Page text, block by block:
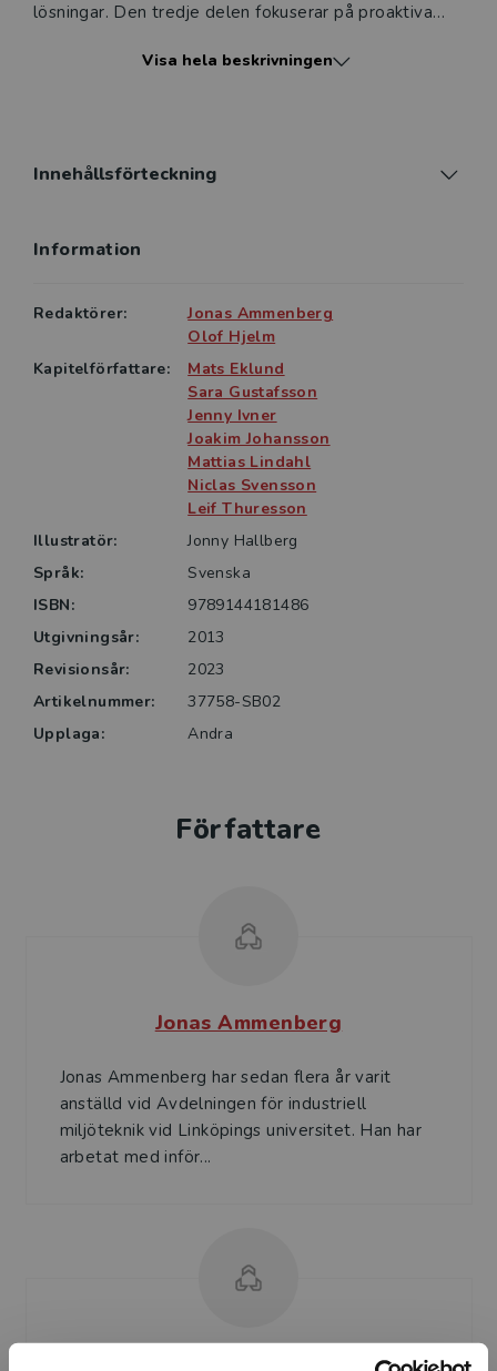
lösningar. Den tredje delen fokuserar på proaktiva
inklusive reningstekniker, produktutveckling och
och avfallssystem.
genom­gående. Områdena miljödriven
transportsystemet har omarbetats väsentligt och
uppdaterats med nya forskningsrön till exempel inom
cirkulär ekonomi.
Miljöteknik riktar sig till högskolestudenter med
intresse för miljö­problematik, miljöteknik och
systemlösningar och fungerar som en kursbok inom
ingenjörs- och miljövetenskapliga områden.
Författarna är huvudsakligen forskare och lärare på
Linköpings universitet med erfarenhet inom forskning,
utbildning och sam­arbete med industrin.
Visa hela beskrivningen
Innehållsförteckning
Information
Redaktörer:
Jonas Ammenberg
Olof Hjelm
Kapitelförfattare:
Mats Eklund
Sara Gustafsson
Jenny Ivner
Joakim Johansson
Mattias Lindahl
Niclas Svensson
Leif Thuresson
Illustratör:
Jonny Hallberg
Språk:
Svenska
ISBN:
9789144181486
Utgivningsår:
2013
Revisionsår:
2023
Artikelnummer:
37758-SB02
Upplaga:
Andra
Författare
Jonas Ammenberg
Jonas Ammenberg har sedan flera år varit
anställd vid Avdelningen för industriell
miljöteknik vid Linköpings universitet. Han har
arbetat med inför...